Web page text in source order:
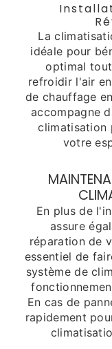
La
idéale pour
optimal
refroidir l'air
de chauffage
accompagne
climatisation
votre
En plus de
assure
réparation de
essentiel de
système de
En cas de
rapidement